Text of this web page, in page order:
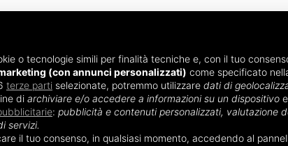
o tecnologie simili per finalità tecniche e, con il tuo
(con annunci personalizzati) come specificato
terze parti selezionate, potremmo utilizzare dati di
di archiviare e/o accedere a informazioni su un dispositivo
: pubblicità e contenuti personalizzati, valutazione
servizi.
il tuo consenso, in qualsiasi momento, accedendo al
ALIMENTAZIONE NEONATO ACCESSORI
da allattamento in pula di farro